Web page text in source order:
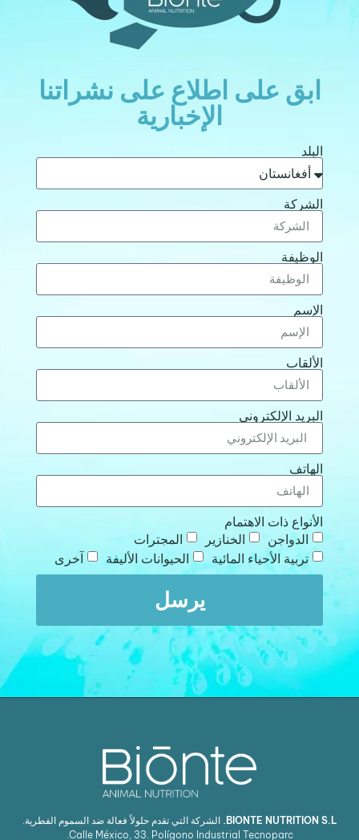
ابق على اطلاع على نشراتنا
الإخبارية
البلد
الشركة
الوظيفة
الإسم
الألقاب
البريد الإلكتروني
الهاتف
الأنواع ذات الاهتمام
الدواجن
الخنازير
المجترات
تربية الأحياء المائية
الحيوانات الأليفة آخرى
يرسل
BIONTE NUTRITION S.L.
الشركة التي تقدم حلولاً فعالة ضد السموم الفطرية.
Calle México, 33. Polígono Industrial Tecnoparc.